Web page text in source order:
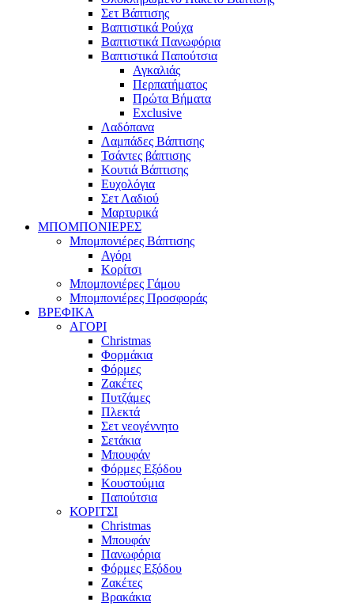
Σετ Βάπτισης
Βαπτιστικά Ρούχα
Βαπτιστικά Πανωφόρια
Βαπτιστικά Παπούτσια
Αγκαλιάς
Περπατήματος
Πρώτα Βήματα
Exclusive
Λαδόπανα
Λαμπάδες Βάπτισης
Τσάντες βάπτισης
Κουτιά Βάπτισης
Ευχολόγια
Σετ Λαδιού
Μαρτυρικά
ΜΠΟΜΠΟΝΙΕΡΕΣ
Μπομπονιέρες Βάπτισης
Αγόρι
Κορίτσι
Μπομπονιέρες Γάμου
Μπομπονιέρες Προσφοράς
ΒΡΕΦΙΚΑ
ΑΓΟΡΙ
Christmas
Φορμάκια
Φόρμες
Ζακέτες
Πυτζάμες
Πλεκτά
Σετ νεογέννητο
Σετάκια
Μπουφάν
Φόρμες Εξόδου
Κουστούμια
Παπούτσια
ΚΟΡΙΤΣΙ
Christmas
Μπουφάν
Πανωφόρια
Φόρμες Εξόδου
Ζακέτες
Βρακάκια